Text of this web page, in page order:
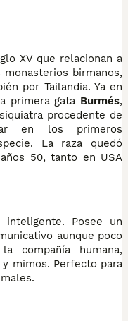
XV que relacionan a
birmanos,
por Tailandia. Ya en
primera gata Burmés,
procedente de
en los primeros
La raza quedó
50, tanto en USA
Posee un
aunque poco
compañía humana,
mimos. Perfecto para